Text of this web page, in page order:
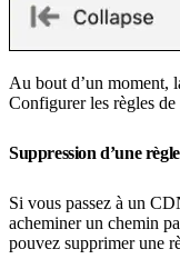
Au bout d’un moment,
Configurer les règles de
Suppression d’une
Si vous passez à un
acheminer un chemin
pouvez supprimer une